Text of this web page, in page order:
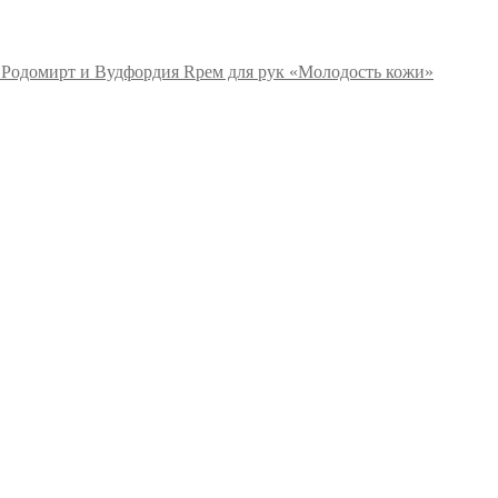
Rрем для рук «Молодость кожи»